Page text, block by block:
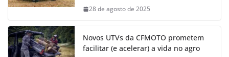
28 de agosto de 2025
Novos UTVs da CFMOTO prometem
facilitar (e acelerar) a vida no agro